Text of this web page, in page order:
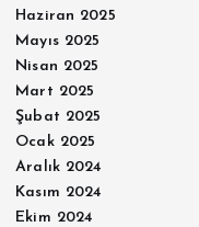
Haziran 2025
Mayıs 2025
Nisan 2025
Mart 2025
Şubat 2025
Ocak 2025
Aralık 2024
Kasım 2024
Ekim 2024